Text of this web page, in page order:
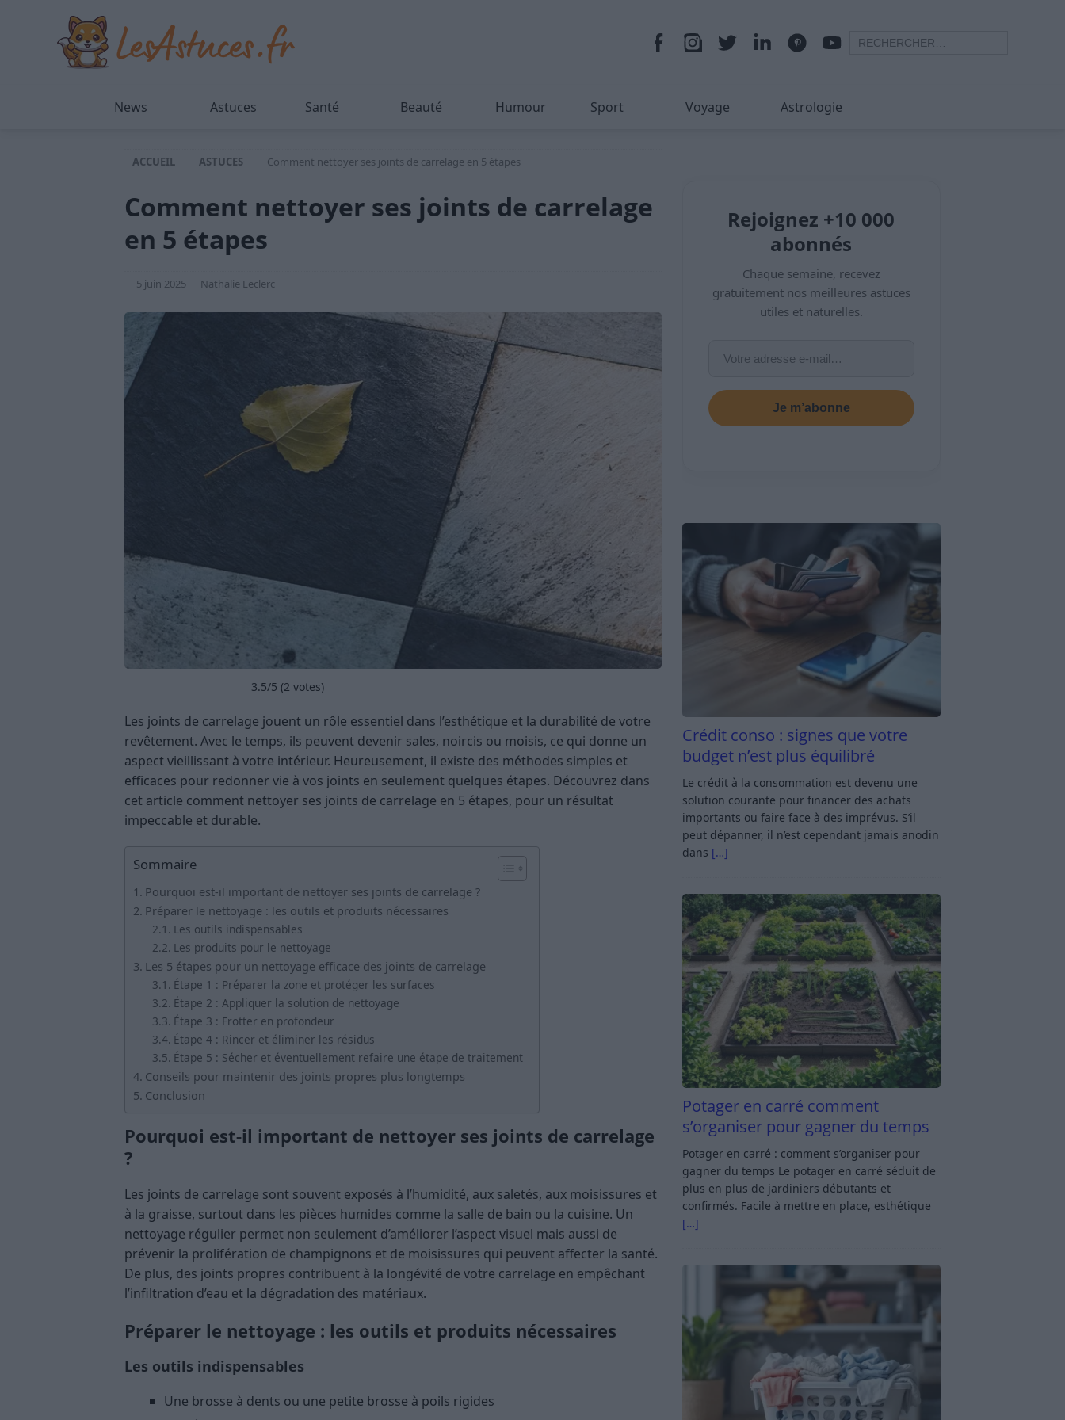
News Astuces Santé Beauté Humour Sport Voyage Astrologie
ACCUEIL ASTUCES Comment nettoyer ses joints de carrelage en 5 étapes
Comment nettoyer ses joints de carrelage
en 5 étapes
5 juin 2025 Nathalie Leclerc
3.5/5 (2 votes)
Les joints de carrelage jouent un rôle essentiel dans l’esthétique et la durabilité de votre
revêtement. Avec le temps, ils peuvent devenir sales, noircis ou moisis, ce qui donne un
aspect vieillissant à votre intérieur. Heureusement, il existe des méthodes simples et
efficaces pour redonner vie à vos joints en seulement quelques étapes. Découvrez dans
cet article comment nettoyer ses joints de carrelage en 5 étapes, pour un résultat
impeccable et durable.
Sommaire
Pourquoi est-il important de nettoyer ses joints de carrelage ?
Préparer le nettoyage : les outils et produits nécessaires
Les outils indispensables
Les produits pour le nettoyage
Les 5 étapes pour un nettoyage efficace des joints de carrelage
Étape 1 : Préparer la zone et protéger les surfaces
Étape 2 : Appliquer la solution de nettoyage
Étape 3 : Frotter en profondeur
Étape 4 : Rincer et éliminer les résidus
Étape 5 : Sécher et éventuellement refaire une étape de traitement
Conseils pour maintenir des joints propres plus longtemps
Conclusion
Pourquoi est-il important de nettoyer ses joints de carrelage
?
Les joints de carrelage sont souvent exposés à l’humidité, aux saletés, aux moisissures et
à la graisse, surtout dans les pièces humides comme la salle de bain ou la cuisine. Un
nettoyage régulier permet non seulement d’améliorer l’aspect visuel mais aussi de
prévenir la prolifération de champignons et de moisissures qui peuvent affecter la santé.
De plus, des joints propres contribuent à la longévité de votre carrelage en empêchant
l’infiltration d’eau et la dégradation des matériaux.
Préparer le nettoyage : les outils et produits nécessaires
Les outils indispensables
Une brosse à dents ou une petite brosse à poils rigides
Rejoignez +10 000
abonnés
Chaque semaine, recevez
gratuitement nos meilleures astuces
utiles et naturelles.
Je m’abonne
Crédit conso : signes que votre
budget n’est plus équilibré
Le crédit à la consommation est devenu une
solution courante pour financer des achats
importants ou faire face à des imprévus. S’il
peut dépanner, il n’est cependant jamais anodin
dans […]
Potager en carré comment
s’organiser pour gagner du temps
Potager en carré : comment s’organiser pour
gagner du temps Le potager en carré séduit de
plus en plus de jardiniers débutants et
confirmés. Facile à mettre en place, esthétique
[…]